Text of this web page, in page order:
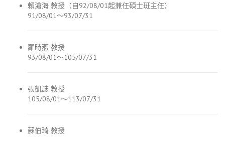
賴滄海 教授（自92/08/01起兼任碩士班主任）
91/08/01～93/07/31
羅時燕 教授
93/08/01～105/07/31
張凱誌 教授
105/08/01～113/07/31
蘇伯琦 教授